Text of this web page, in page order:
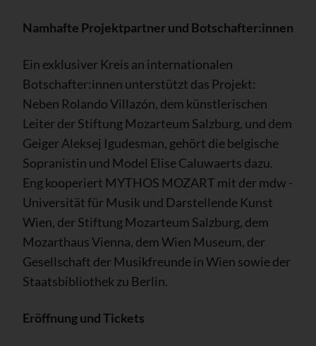
Namhafte Projektpartner und Botschafter:innen
Ein exklusiver Kreis an internationalen
Botschafter:innen unterstützt das Projekt:
Neben Rolando Villazón, dem künstlerischen
Leiter der Stiftung Mozarteum Salzburg, und dem
Geiger Aleksej Igudesman, gehört die belgische
Sopranistin und Model Elise Caluwaerts dazu.
Eng kooperiert MYTHOS MOZART mit der mdw -
Universität für Musik und Darstellende Kunst
Wien, der Stiftung Mozarteum Salzburg, dem
Mozarthaus Vienna, dem Wien Museum, der
Gesellschaft der Musikfreunde in Wien sowie der
Staatsbibliothek zu Berlin.
Eröffnung und Tickets